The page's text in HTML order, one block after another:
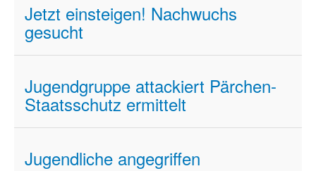
Jetzt einsteigen! Nachwuchs
gesucht
Jugendgruppe attackiert Pärchen-
Staatsschutz ermittelt
Jugendliche angegriffen